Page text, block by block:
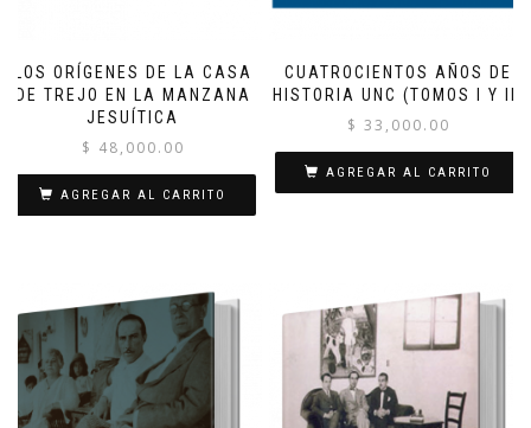
LOS ORÍGENES DE LA CASA
DE TREJO EN LA MANZANA
JESUÍTICA
$ 48,000.00
AGREGAR AL CARRITO
CUATROCIENTOS AÑOS DE
HISTORIA UNC (TOMOS I Y II)
$ 33,000.00
AGREGAR AL CARRITO